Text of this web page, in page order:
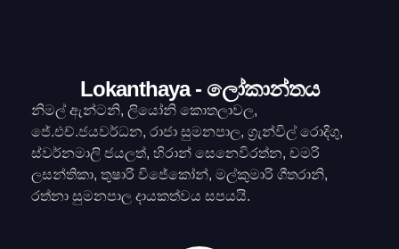
Lokanthaya - ලෝකාන්තය
නිමල් ඇන්ටනි, ලියෝනි කොතලාවල,
ජේ.එච්.ජයවර්ධන, රාජා සුමනපාල, ග්‍රැන්විල් රොදිගු,
ස්වර්නමාලි ජයලත්, හිරාන් සෙනෙවිරත්න, චමරි
ලසන්තිකා, තුෂාරි විජේකෝන්, මල්කුමාරි ගීතරානි,
රත්නා සුමනපාල දායකත්වය සපයයි.